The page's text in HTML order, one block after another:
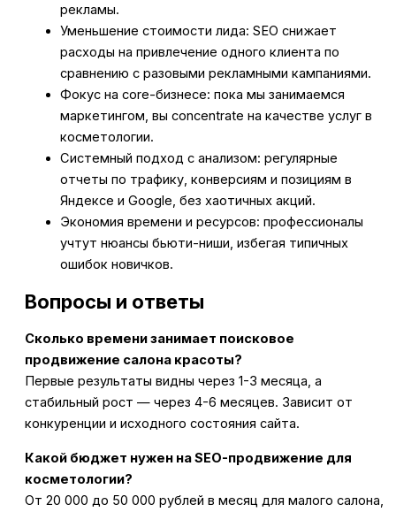
рекламы.
Уменьшение стоимости лида: SEO снижает
расходы на привлечение одного клиента по
сравнению с разовыми рекламными кампаниями.
Фокус на core-бизнесе: пока мы занимаемся
маркетингом, вы concentrate на качестве услуг в
косметологии.
Системный подход с анализом: регулярные
отчеты по трафику, конверсиям и позициям в
Яндексе и Google, без хаотичных акций.
Экономия времени и ресурсов: профессионалы
учтут нюансы бьюти-ниши, избегая типичных
ошибок новичков.
Вопросы и ответы
Сколько времени занимает поисковое
продвижение салона красоты?
Первые результаты видны через 1-3 месяца, а
стабильный рост — через 4-6 месяцев. Зависит от
конкуренции и исходного состояния сайта.
Какой бюджет нужен на SEO-продвижение для
косметологии?
От 20 000 до 50 000 рублей в месяц для малого салона,